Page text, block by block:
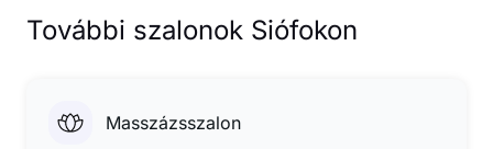
További szalonok Siófokon
Masszázsszalon